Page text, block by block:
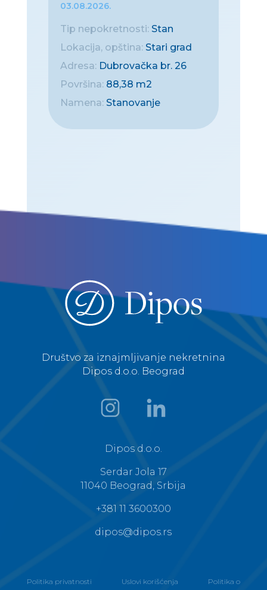
03.08.2026.
Tip nepokretnosti: Stan
Lokacija, opština: Stari grad
Adresa: Dubrovačka br. 26
Površina: 88,38 m2
Namena: Stanovanje
Društvo za iznajmljivanje nekretnina
Dipos d.o.o. Beograd
Dipos d.o.o.
Serdar Jola 17
11040 Beograd, Srbija
+381 11 3600300
dipos@dipos.rs
Politika privatnosti Uslovi korišćenja
Politika o